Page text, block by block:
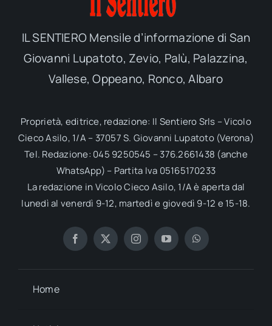
IL SENTIERO Mensile d’informazione di San
Giovanni Lupatoto, Zevio, Palù, Palazzina,
Vallese, Oppeano, Ronco, Albaro
Proprietà, editrice, redazione: Il Sentiero Srls – Vicolo
Cieco Asilo, 1/A – 37057 S. Giovanni Lupatoto (Verona)
Tel. Redazione: 045 9250545 – 376.2661438 (anche
WhatsApp) – Partita Iva 05165170233
La redazione in Vicolo Cieco Asilo, 1/A è aperta dal
lunedì al venerdì 9-12, martedì e giovedì 9-12 e 15-18.
Home